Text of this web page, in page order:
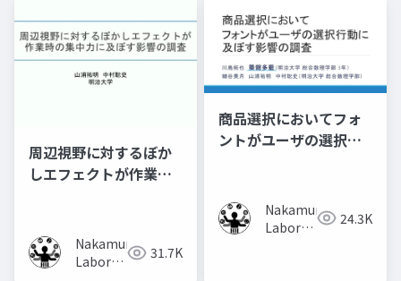
周辺視野に対するぼか
しエフェクトが作業時
Nakamura
Laboratory 31.7K
商品選択においてフォ
ントがユーザの選択行
Nakamura
Laboratory 24.3K